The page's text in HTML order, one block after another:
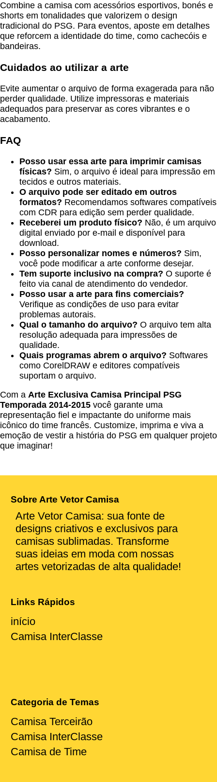
Combine a camisa com acessórios esportivos, bonés e
shorts em tonalidades que valorizem o design
tradicional do PSG. Para eventos, aposte em detalhes
que reforcem a identidade do time, como cachecóis e
bandeiras.
Cuidados ao utilizar a arte
Evite aumentar o arquivo de forma exagerada para não
perder qualidade. Utilize impressoras e materiais
adequados para preservar as cores vibrantes e o
acabamento.
FAQ
Posso usar essa arte para imprimir camisas
físicas? Sim, o arquivo é ideal para impressão em
tecidos e outros materiais.
O arquivo pode ser editado em outros
formatos? Recomendamos softwares compatíveis
com CDR para edição sem perder qualidade.
Receberei um produto físico? Não, é um arquivo
digital enviado por e-mail e disponível para
download.
Posso personalizar nomes e números? Sim,
você pode modificar a arte conforme desejar.
Tem suporte inclusivo na compra? O suporte é
feito via canal de atendimento do vendedor.
Posso usar a arte para fins comerciais?
Verifique as condições de uso para evitar
problemas autorais.
Qual o tamanho do arquivo? O arquivo tem alta
resolução adequada para impressões de
qualidade.
Quais programas abrem o arquivo? Softwares
como CorelDRAW e editores compatíveis
suportam o arquivo.
Com a Arte Exclusiva Camisa Principal PSG
Temporada 2014-2015 você garante uma
representação fiel e impactante do uniforme mais
icônico do time francês. Customize, imprima e viva a
emoção de vestir a história do PSG em qualquer projeto
que imaginar!
Sobre Arte Vetor Camisa
Arte Vetor Camisa: sua fonte de
designs criativos e exclusivos para
camisas sublimadas. Transforme
suas ideias em moda com nossas
artes vetorizadas de alta qualidade!
Links Rápidos
início
Camisa InterClasse
Categoria de Temas
Camisa Terceirão
Camisa InterClasse
Camisa de Time